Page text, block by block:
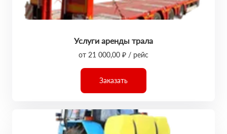
Услуги аренды трала
от 21 000,00 ₽ / рейс
Заказать